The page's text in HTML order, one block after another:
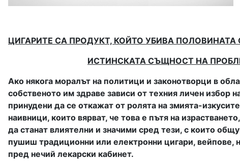
ЦИГАРИТЕ СА ПРОДУКТ, КОЙТО УБИВА ПОЛОВИНАТА
ИСТИНСКАТА СЪЩНОСТ НА
Ако някога моралът на политици и законотворци в
собственото им здраве зависи от техния личен
принудени да се откажат от ролята на змията-
наивници, които вярват, че това е пътя на
да станат влиятелни и значими сред тези, с които
пушиш традиционни или електронни цигари, вейпове,
пред нечий лекарски кабинет.